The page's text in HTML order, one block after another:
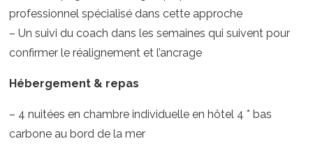
professionnel spécialisé dans cette approche
– Un suivi du coach dans les semaines qui suivent pour
confirmer le réalignement et l’ancrage
Hébergement & repas
– 4 nuitées en chambre individuelle en hôtel 4 * bas
carbone au bord de la mer